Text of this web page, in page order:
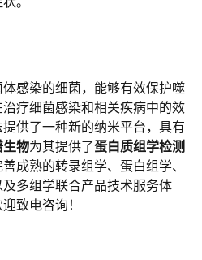
感染的细菌，能够有效保护噬
疗细菌感染和相关疾病中的效
供了一种新的纳米平台，具有
生物为其提供了蛋白质组学检测
成熟的转录组学、蛋白组学、
多组学联合产品技术服务体
致电咨询！